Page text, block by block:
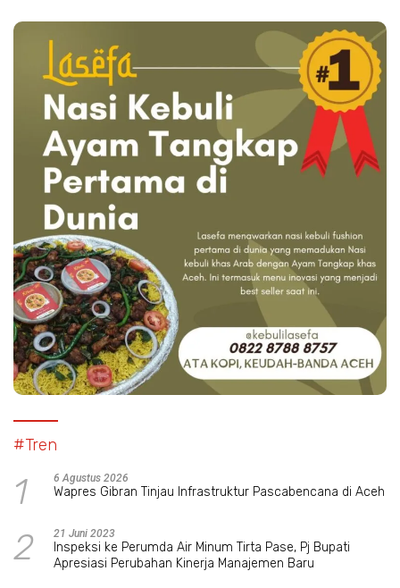
#Tren
1 6 Agustus 2026
Wapres Gibran Tinjau Infrastruktur Pascabencana di Aceh
2 21 Juni 2023
Inspeksi ke Perumda Air Minum Tirta Pase, Pj Bupati
Apresiasi Perubahan Kinerja Manajemen Baru